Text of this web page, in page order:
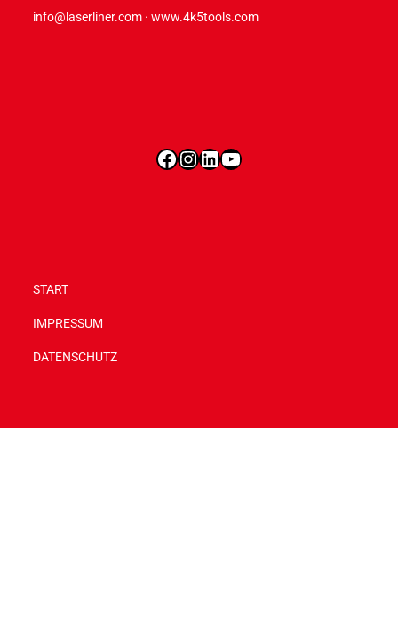
info@laserliner.com ·www.4k5tools.com
START
IMPRESSUM
DATENSCHUTZ